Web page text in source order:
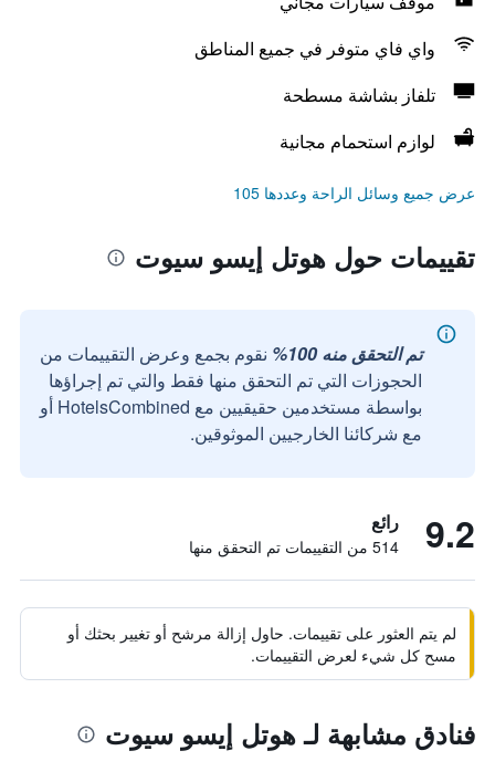
واي فاي متوفر في جميع المناطق
تلفاز بشاشة مسطحة
لوازم استحمام مجانية
عرض جميع وسائل الراحة وعددها 105
تقييمات حول هوتل إيسو سيوت
تم التحقق منه 100%
نقوم بجمع وعرض التقييمات من
الحجوزات التي تم التحقق منها فقط والتي تم إجراؤها
بواسطة مستخدمين حقيقيين مع HotelsCombined أو
مع شركائنا الخارجيين الموثوقين.
9.2 رائع
514 من التقييمات تم التحقق منها
لم يتم العثور على تقييمات. حاول إزالة مرشح أو تغيير بحثك أو
مسح كل شيء لعرض التقييمات.
فنادق مشابهة لـ هوتل إيسو سيوت